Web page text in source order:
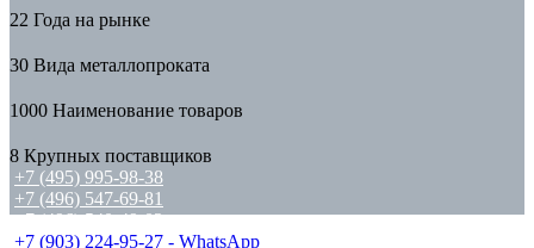
22 Года на рынке
30 Вида металлопроката
1000 Наименование товаров
8 Крупных поставщиков
+7 (495) 995-98-38
+7 (496) 547-69-81
+7 (496) 540-49-02
+7 (903) 224-95-27 - WhatsApp